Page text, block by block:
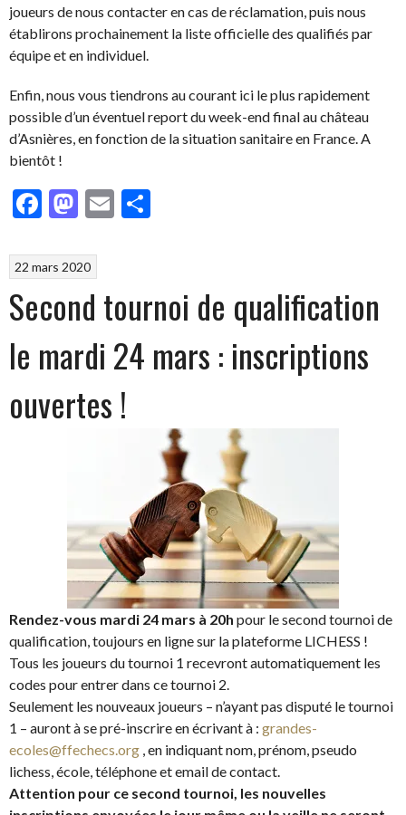
joueurs de nous contacter en cas de réclamation, puis nous
établirons prochainement la liste officielle des qualifiés par
équipe et en individuel.
Enfin, nous vous tiendrons au courant ici le plus rapidement
possible d’un éventuel report du week-end final au château
d’Asnières, en fonction de la situation sanitaire en France. A
bientôt !
Facebook
Mastodon
Email
22 mars 2020
Second tournoi de qualification
le mardi 24 mars : inscriptions
ouvertes !
Rendez-vous mardi 24 mars à 20h pour le second tournoi de
qualification, toujours en ligne sur la plateforme LICHESS !
Tous les joueurs du tournoi 1 recevront automatiquement les
codes pour entrer dans ce tournoi 2.
Seulement les nouveaux joueurs – n’ayant pas disputé le tournoi
1 – auront à se pré-inscrire en écrivant à : grandes-
ecoles@ffechecs .org , en indiquant nom, prénom, pseudo
lichess, école, téléphone et email de contact.
Attention pour ce second tournoi, les nouvelles